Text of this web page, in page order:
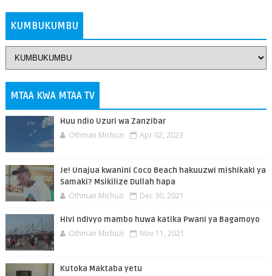
KUMBUKUMBU
MTAA KWA MTAA TV
Huu ndio Uzuri wa Zanzibar
Othman Michuzi Apr 02, 2023
Je! Unajua kwanini Coco Beach hakuuzwi mishikaki ya
Samaki? Msikilize Dullah hapa
Othman Michuzi Dec 30, 2021
Hivi ndivyo mambo huwa katika Pwani ya Bagamoyo
Othman Michuzi Nov 11, 2021
Kutoka Maktaba yetu